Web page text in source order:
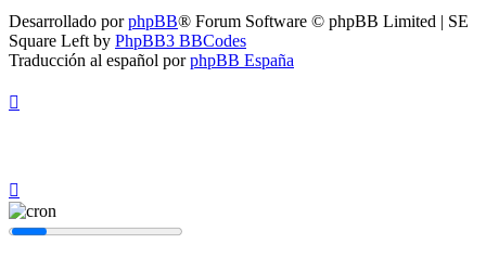
Desarrollado porphpBB® Forum Software © phpBB Limited | SE
Square Left by PhpBB3 BBCodes
Traducción al español porphpBB España